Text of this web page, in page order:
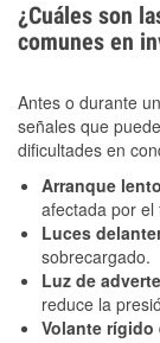
¿Cuáles son
comunes en
Antes o durante
señales que
dificultades en
Arranque
afectada por el
Luces
sobrecargado.
Luz de
reduce la
Volante rígido